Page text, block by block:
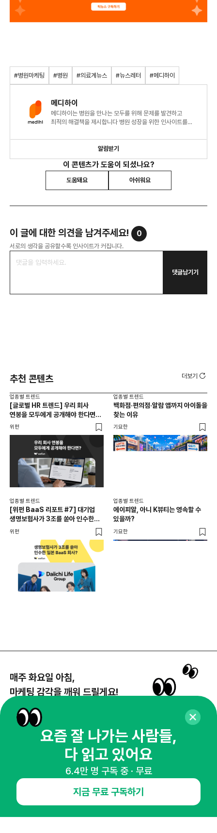
#병원마케팅 #병원 #의료계뉴스 #뉴스레터 #메디하이
메디하이
메디하이는 병원을 만나는 모두를 위해 문제를 발견하고
최적의 해결책을 제시합니다 병원 성장을 위한 인사이트를
알림받기
이 콘텐츠가 도움이 되셨나요?
도움돼요 아쉬워요
이 글에 대한 의견을 남겨주세요! 0
서로의 생각을 공유할수록 인사이트가 커집니다.
댓글남기기
추천 콘텐츠 더보기
업종별 트렌드
[글로벌 HR 트렌드] 우리 회사
연봉을 모두에게 공개해야 한다면? |
급여 투명성 법, 해외 사례, 연봉
위펀
업종별 트렌드
백화점·편의점·알람 앱까지 아이돌을
찾는 이유
기묘한
업종별 트렌드
[위펀 BaaS 리포트 #7] 대기업
생명보험사가 3조를 쏟아 인수한
일본 BaaS 회사의 정체는?
위펀
업종별 트렌드
에이피알, 아니 K뷰티는 영속할 수
있을까?
기묘한
매주 화요일 아침,
마케팅 감각을 깨워 드릴게요!
뉴스레터 구독하기
오픈애즈란
요즘 잘 나가는 사람들,
다 읽고 있어요
6.4만 명 구독 중 · 무료
지금 무료 구독하기